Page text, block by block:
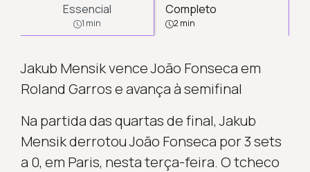
Essencial
1 min
Completo
2 min
Jakub Mensik vence João Fonseca em
Roland Garros e avança à semifinal
Na partida das quartas de final, Jakub
Mensik derrotou João Fonseca por 3 sets
a 0, em Paris, nesta terça-feira. O tcheco